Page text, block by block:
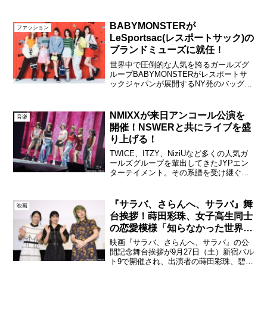
任5月1...
ファッション
BABYMONSTERが
LeSportsac(レスポートサック)の
ブランドミューズに就任！
世界中で圧倒的な人気を誇るガールズグ
ループBABYMONSTERがレスポートサ
ックジャパンが展開するNY発のバッグブ
アル＆WEBムービーが解禁された。
BABY...
音楽
NMIXXが来日アンコール公演を
開催！NSWERと共にライブを盛
り上げる！
TWICE、ITZY、NiziUなど多くの人気ガ
ールズグループを輩出してきたJYPエン
ターテイメント。その系譜を受け継ぐ新
(土)、6月1日 (日) 東京体育館...
映画
『サラバ、さらんへ、サラバ』舞
台挨拶！蒔田彩珠、女子高生同士
の恋愛模様「知らなかった世界を
知ることができた」
映画『サラバ、さらんへ、サラバ』の公
開記念舞台挨拶が9月27日（土）新宿バル
ト9で開催され、出演者の蒔田彩珠、碧木